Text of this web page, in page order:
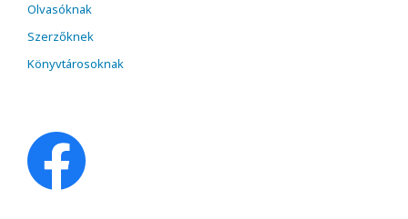
Olvasóknak
Szerzőknek
Könyvtárosoknak